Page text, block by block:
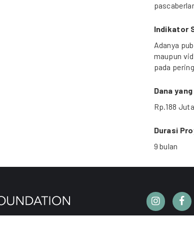
Indikator
Adanya
maupun
pada
Dana
Rp.188 Juta
Durasi
9 bulan